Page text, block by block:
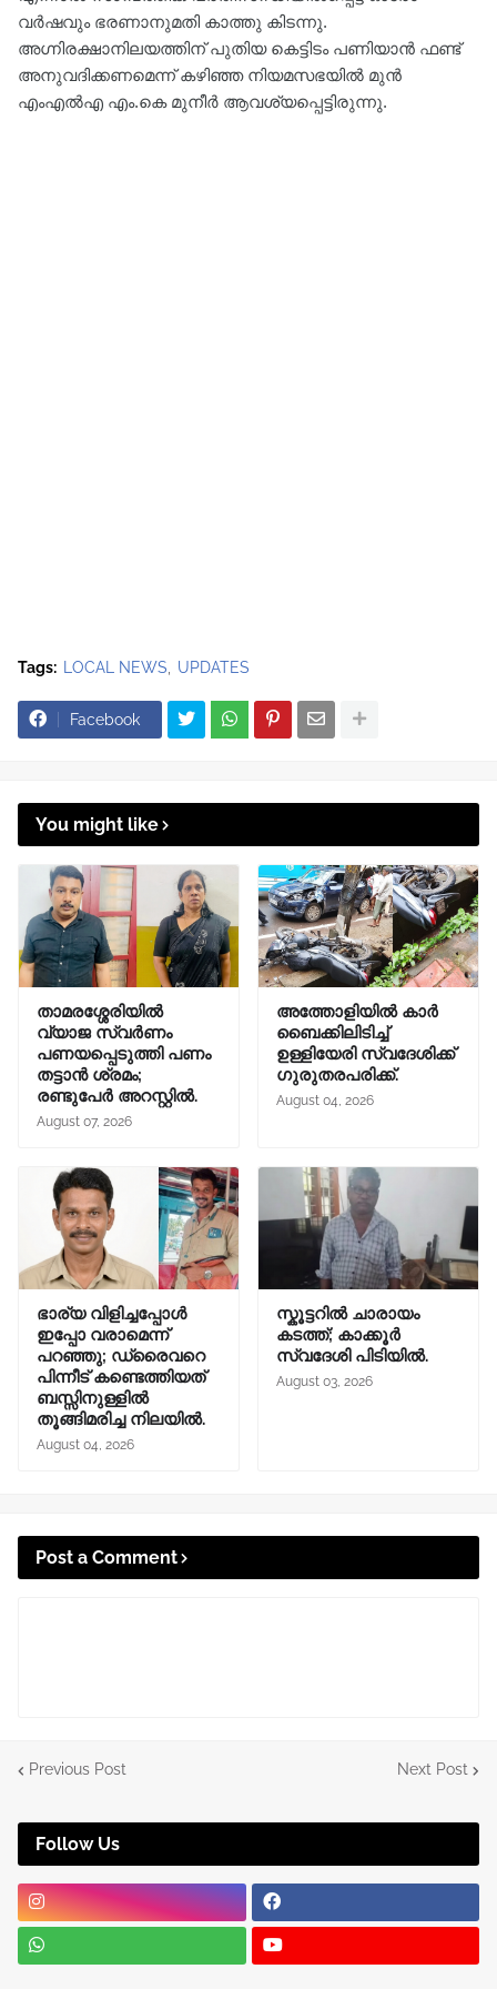
വർഷവും ഭരണാനുമതി കാത്തു കിടന്നു.
അഗ്നിരക്ഷാനിലയത്തിന് പുതിയ കെട്ടിടം പണിയാൻ ഫണ്ട്
അനുവദിക്കണമെന്ന് കഴിഞ്ഞ നിയമസഭയിൽ മുൻ
എംഎൽഎ എം.കെ മുനീർ ആവശ്യപ്പെട്ടിരുന്നു.
Tags: LOCAL NEWS UPDATES
Facebook
You might like
താമരശ്ശേരിയിൽ
വ്യാജ സ്വർണം
പണയപ്പെടുത്തി പണം
തട്ടാൻ ശ്രമം;
രണ്ടുപേർ അറസ്റ്റിൽ.
August 07, 2026
അത്തോളിയിൽ കാർ
ബൈക്കിലിടിച്ച്
ഉള്ളിയേരി സ്വദേശിക്ക്
ഗുരുതരപരിക്ക്.
August 04, 2026
ഭാര്യ വിളിച്ചപ്പോള്‍
ഇപ്പോ വരാമെന്ന്
പറഞ്ഞു; ഡ്രൈവറെ
പിന്നീട് കണ്ടെത്തിയത്
ബസ്സിനുള്ളില്‍
തൂങ്ങിമരിച്ച നിലയിൽ.
August 04, 2026
സ്കൂട്ടറിൽ ചാരായം
കടത്ത്; കാക്കൂർ
സ്വദേശി പിടിയിൽ.
August 03, 2026
Post a Comment
Previous Post Next Post
Follow Us